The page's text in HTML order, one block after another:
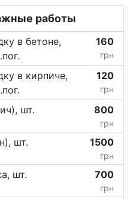
работы
в бетоне,
160
грн
в кирпиче,
120
грн
шт. 800
грн
шт. 1500
грн
шт. 700
грн